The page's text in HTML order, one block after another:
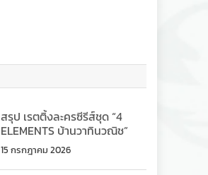
สรุป เรตติ้งละครซีรีส์ชุด “4
ELEMENTS บ้านวาทินวณิช”
15 กรกฎาคม 2026